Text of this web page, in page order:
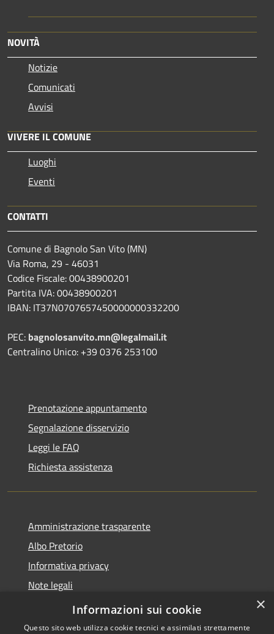
NOVITÀ
Notizie
Comunicati
Avvisi
VIVERE IL COMUNE
Luoghi
Eventi
CONTATTI
Comune di Bagnolo San Vito (MN)
Via Roma, 29 - 46031
Codice Fiscale: 00438900201
Partita IVA: 00438900201
IBAN: IT37N0707657450000000332200
PEC: bagnolosanvito.mn@legalmail.it
Centralino Unico: +39 0376 253100
Prenotazione appuntamento
Segnalazione disservizio
Leggi le FAQ
Richiesta assistenza
Amministrazione trasparente
Albo Pretorio
Informativa privacy
Note legali
Dichiarazione di accessibilità
×
Informazioni sui cookie
Questo sito web utilizza cookie tecnici e assimilati strettamente